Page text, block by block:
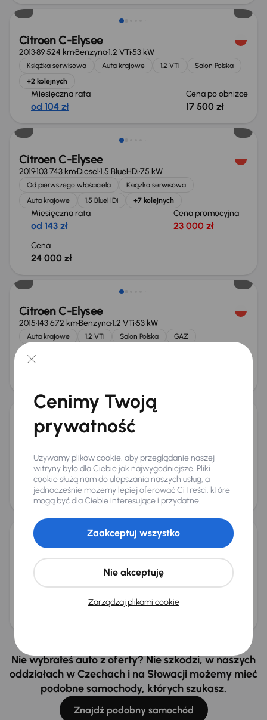
Citroen C-Elysee
201389 524 kmBenzyna1.2 VTi53 kW
Książka serwisowa Auta krajowe 1.2 VTi
Salon Polska
+2 kolejnych
Miesięczna rata
od 104 zł
Cena po obniżce
17 500 zł
Citroen C-Elysee
2019103 743 kmDiesel1.5 BlueHDi75 kW
Od pierwszego właściciela
Książka serwisowa
Auta krajowe
1.5 BlueHDi +7 kolejnych
Miesięczna rata
od 143 zł
Cena promocyjna
23 000 zł
Cena
24 000 zł
Citroen C-Elysee
2015143 672 kmBenzyna1.2 VTi53 kW
Auta krajowe 1.2 VTi Salon Polska
GAZ
Miesięczna rata
Citroen C-Elysee
Książka serwisowa Auta krajowe 1.2 VTi
Salon Polska
+2 kolejnych
Miesięczna rata
od 71 zł
Cena
12 000 zł
Citroen C-Elysee
123 997 kmBenzyna1.2 VTi53 kW
Książka serwisowa Auta krajowe 1.2 VTi
Salon Polska
Miesięczna rata
Nie wybrałeś auto z oferty? Nie szkodzi, w naszych
oddziałach w Czechach i na Słowacji możemy mieć
podobne samochody, których szukasz.
Znajdź podobny samochód
Cenimy Twoją
prywatność
Używamy plików cookie, aby przeglądanie naszej
witryny było dla Ciebie jak najwygodniejsze. Pliki
cookie służą nam do ulepszania naszych usług, a
jednocześnie możemy lepiej oferować Ci treści, które
mogą być dla Ciebie interesujące i przydatne.
Zarządzaj plikami cookie
Nie akceptuję
Zaakceptuj wszystko